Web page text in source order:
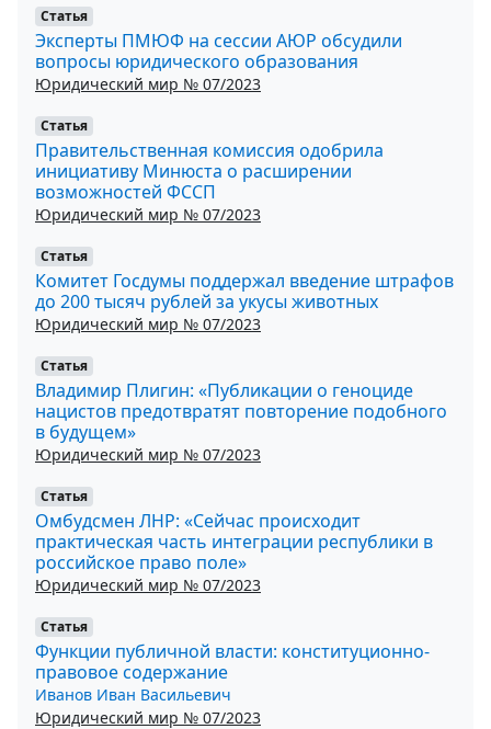
Статья
Эксперты ПМЮФ на сессии АЮР обсудили
вопросы юридического образования
Юридический мир № 07/2023
Статья
Правительственная комиссия одобрила
инициативу Минюста о расширении
возможностей ФССП
Юридический мир № 07/2023
Статья
Комитет Госдумы поддержал введение штрафов
до 200 тысяч рублей за укусы животных
Юридический мир № 07/2023
Статья
Владимир Плигин: «Публикации о геноциде
нацистов предотвратят повторение подобного
в будущем»
Юридический мир № 07/2023
Статья
Омбудсмен ЛНР: «Сейчас происходит
практическая часть интеграции республики в
российское право поле»
Юридический мир № 07/2023
Статья
Функции публичной власти: конституционно-
правовое содержание
Иванов Иван Васильевич
Юридический мир № 07/2023